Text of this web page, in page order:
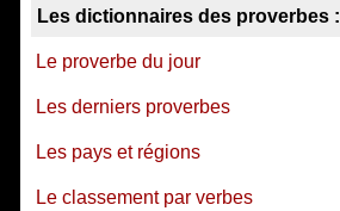
Les dictionnaires des proverbes :
Le proverbe du jour
Les derniers proverbes
Les pays et régions
Le classement par verbes